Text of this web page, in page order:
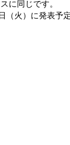
に同じです。
（火）に発表予